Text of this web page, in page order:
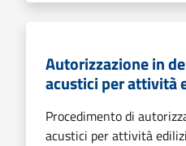
Autorizzazione in
acustici per attività
Procedimento di
acustici per attività